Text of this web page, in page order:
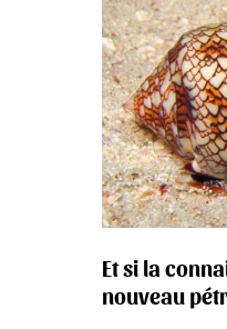
Et si la
nouveau